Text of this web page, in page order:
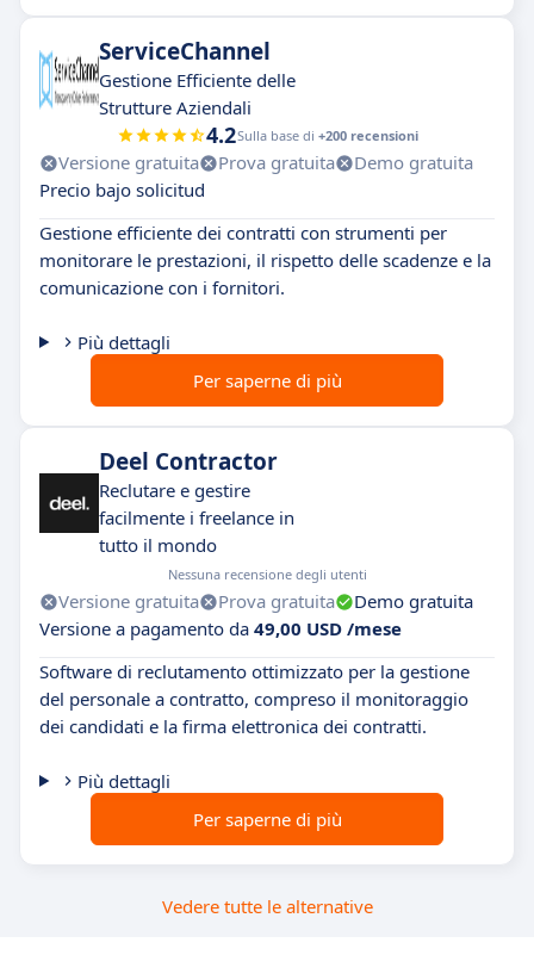
ServiceChannel
Gestione Efficiente delle
Strutture Aziendali
4.2Sulla base di +200 recensioni
Versione gratuita Prova gratuita
Demo gratuita
Precio bajo solicitud
Gestione efficiente dei contratti con strumenti per
monitorare le prestazioni, il rispetto delle scadenze e la
comunicazione con i fornitori.
Più dettagli
Per saperne di più
Deel Contractor
Reclutare e gestire
facilmente i freelance in
tutto il mondo
Nessuna recensione degli utenti
Versione gratuita Prova gratuita
Demo gratuita
Versione a pagamento da 49,00 USD /mese
Software di reclutamento ottimizzato per la gestione
del personale a contratto, compreso il monitoraggio
dei candidati e la firma elettronica dei contratti.
Più dettagli
Per saperne di più
Vedere tutte le alternative